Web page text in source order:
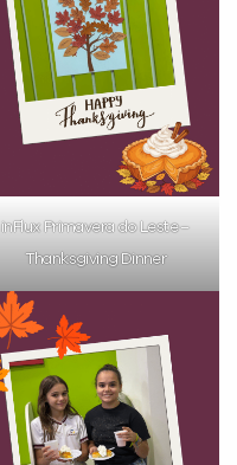
inFlux Primavera do Leste –
Thanksgiving Dinner